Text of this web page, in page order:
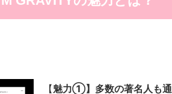
【魅力①】多数の著名人も